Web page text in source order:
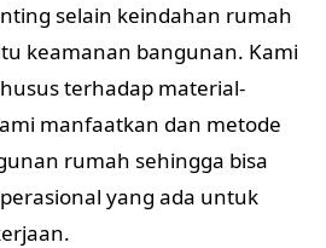
selain keindahan rumah
keamanan bangunan. Kami
terhadap material-
manfaatkan dan metode
rumah sehingga bisa
yang ada untuk